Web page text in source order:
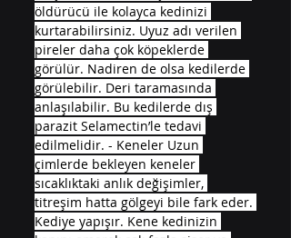
öldürücü ile kolayca kedinizi
kurtarabilirsiniz. Uyuz adı verilen
pireler daha çok köpeklerde
görülür. Nadiren de olsa kedilerde
görülebilir. Deri taramasında
anlaşılabilir. Bu kedilerde dış
parazit Selamectin’le tedavi
edilmelidir. - Keneler Uzun
çimlerde bekleyen keneler
sıcaklıktaki anlık değişimler,
titreşim hatta gölgeyi bile fark eder.
Kediye yapışır. Kene kedinizin